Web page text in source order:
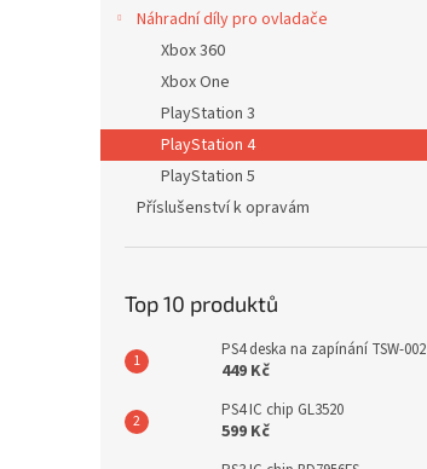
Náhradní díly pro ovladače
Xbox 360
Xbox One
PlayStation 3
PlayStation 4
PlayStation 5
Příslušenství k opravám
Top 10 produktů
PS4 deska na zapínání TSW-002
449 Kč
PS4 IC chip GL3520
599 Kč